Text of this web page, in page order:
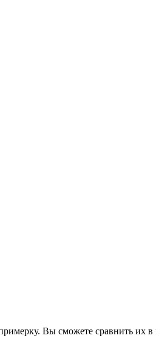
Вы сможете сравнить их в